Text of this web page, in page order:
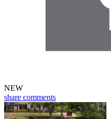
NEW
share comments